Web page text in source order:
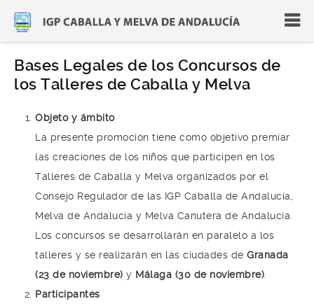
Bases Legales de los Concursos de
los Talleres de Caballa y Melva
Objeto y ámbito
La presente promoción tiene como objetivo premiar
las creaciones de los niños que participen en los
Talleres de Caballa y Melva organizados por el
Consejo Regulador de las IGP Caballa de Andalucía,
Melva de Andalucía y Melva Canutera de Andalucía.
Los concursos se desarrollarán en paralelo a los
talleres y se realizarán en las ciudades de Granada
(23 de noviembre) y Málaga (30 de noviembre)
Participantes